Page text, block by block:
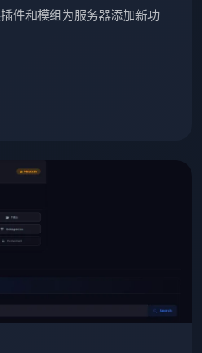
件和模组为服务器添加新功